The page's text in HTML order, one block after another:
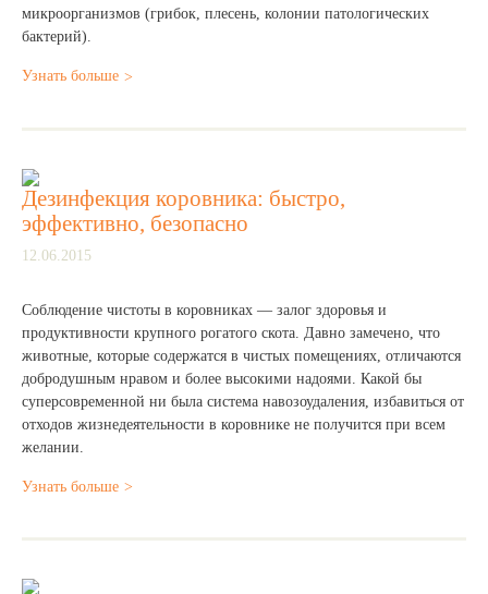
микроорганизмов (грибок, плесень, колонии патологических
бактерий).
Узнать больше
Дезинфекция коровника: быстро,
эффективно, безопасно
12.06.2015
Соблюдение чистоты в коровниках — залог здоровья и
продуктивности крупного рогатого скота. Давно замечено, что
животные, которые содержатся в чистых помещениях, отличаются
добродушным нравом и более высокими надоями. Какой бы
суперсовременной ни была система навозоудаления, избавиться от
отходов жизнедеятельности в коровнике не получится при всем
желании.
Узнать больше